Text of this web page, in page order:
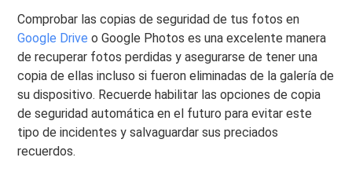
Comprobar las copias de seguridad de tus fotos en
Google Drive o Google Photos es una excelente manera
de recuperar fotos perdidas y asegurarse de tener una
copia de ellas incluso si fueron eliminadas de la galería de
su dispositivo. Recuerde habilitar las opciones de copia
de seguridad automática en el futuro para evitar este
tipo de incidentes y salvaguardar sus preciados
recuerdos.